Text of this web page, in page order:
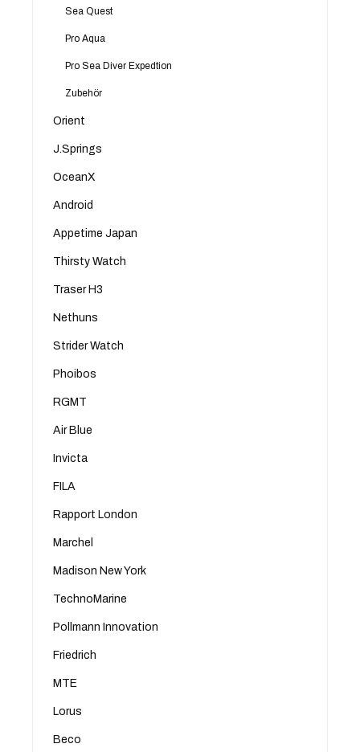
Sea Quest
Pro Aqua
Pro Sea Diver Expedtion
Zubehör
Orient
J.Springs
OceanX
Android
Appetime Japan
Thirsty Watch
Traser H3
Nethuns
Strider Watch
Phoibos
RGMT
Air Blue
Invicta
FILA
Rapport London
Marchel
Madison New York
TechnoMarine
Pollmann Innovation
Friedrich
MTE
Lorus
Beco